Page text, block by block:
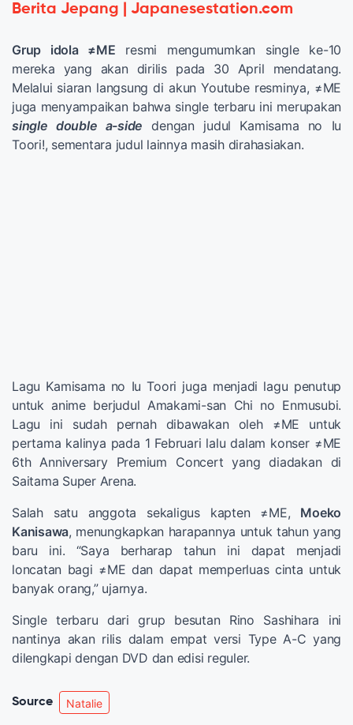
Berita Jepang | Japanesestation.com
Grup idola ≠ME resmi mengumumkan single ke-10
mereka yang akan dirilis pada 30 April mendatang.
Melalui siaran langsung di akun Youtube resminya, ≠ME
juga menyampaikan bahwa single terbaru ini merupakan
single double a-side dengan judul Kamisama no Iu
Toori!, sementara judul lainnya masih dirahasiakan.
Lagu Kamisama no Iu Toori juga menjadi lagu penutup
untuk anime berjudul Amakami-san Chi no Enmusubi.
Lagu ini sudah pernah dibawakan oleh ≠ME untuk
pertama kalinya pada 1 Februari lalu dalam konser ≠ME
6th Anniversary Premium Concert yang diadakan di
Saitama Super Arena.
Salah satu anggota sekaligus kapten ≠ME, Moeko
Kanisawa, menungkapkan harapannya untuk tahun yang
baru ini. “Saya berharap tahun ini dapat menjadi
loncatan bagi ≠ME dan dapat memperluas cinta untuk
banyak orang,” ujarnya.
Single terbaru dari grup besutan Rino Sashihara ini
nantinya akan rilis dalam empat versi Type A-C yang
dilengkapi dengan DVD dan edisi reguler.
Source Natalie